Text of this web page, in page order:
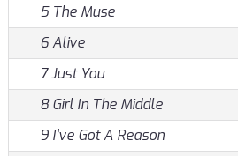
5 The Muse
6 Alive
7 Just You
8 Girl In The Middle
9 I’ve Got A Reason